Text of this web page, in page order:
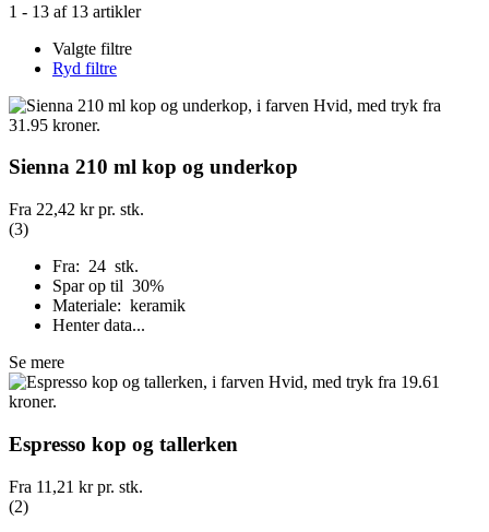
1 - 13 af 13 artikler
Valgte filtre
Ryd filtre
Sienna 210 ml kop og underkop
Fra 22,42 krpr. stk.
(3)
Fra: 24 stk.
Spar op til 30%
Materiale: keramik
Henter data...
Se mere
Espresso kop og tallerken
Fra 11,21 krpr. stk.
(2)